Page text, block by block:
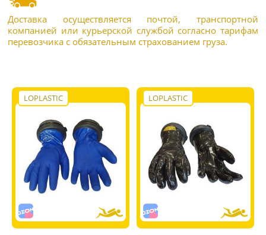
Доставка осуществляется почтой, транспортной
компанией или курьерской службой согласно тарифам
перевозчика с обязательным страхованием груза.
LOPLASTIC LOPLASTIC